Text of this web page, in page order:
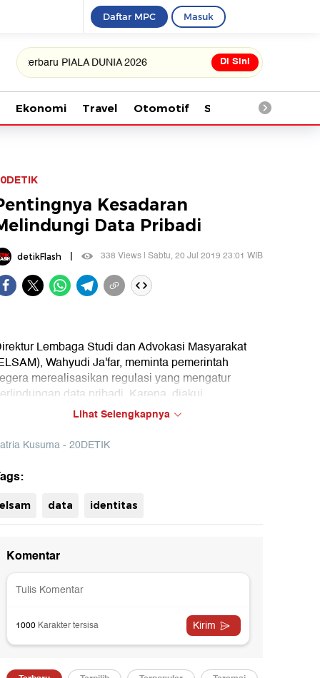
Daftar MPC Masuk
PIALA DUNIA 2026 Di Sini
Ekonomi Travel Otomotif Saintek
Kesadaran
Data Pribadi
detikFlash| 338 Views | Sabtu, 20 Jul 2019 23:01 WIB
Lembaga Studi dan Advokasi Masyarakat
Wahyudi Ja'far, meminta pemerintah
merealisasikan regulasi yang mengatur
data pribadi. Karena, diakui
masyarakat Indonesia memiliki budaya yang rentan
terhadap penyalahgunaan data pribadi.
Lihat Selengkapnya
Kusuma - 20DETIK
elsam data identitas